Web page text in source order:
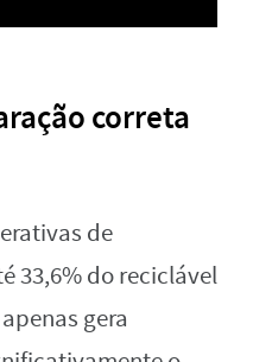
correta
de
33,6% do reciclável
gera